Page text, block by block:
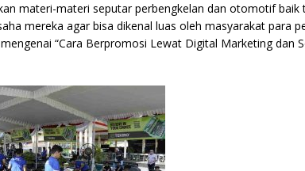
materi-materi seputar perbengkelan dan otomotif baik
mereka agar bisa dikenal luas oleh masyarakat para
“Cara Berpromosi Lewat Digital Marketing dan